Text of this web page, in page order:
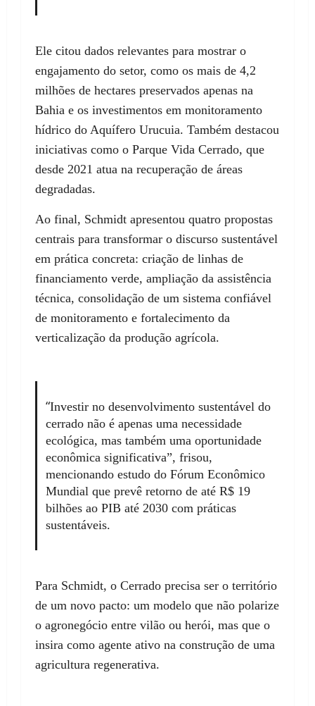
Ele citou dados relevantes para mostrar o
engajamento do setor, como os mais de 4,2
milhões de hectares preservados apenas na
Bahia e os investimentos em monitoramento
hídrico do Aquífero Urucuia. Também destacou
iniciativas como o Parque Vida Cerrado, que
desde 2021 atua na recuperação de áreas
degradadas.
Ao final, Schmidt apresentou quatro propostas
centrais para transformar o discurso sustentável
em prática concreta: criação de linhas de
financiamento verde, ampliação da assistência
técnica, consolidação de um sistema confiável
de monitoramento e fortalecimento da
verticalização da produção agrícola.
“Investir no desenvolvimento sustentável do
cerrado não é apenas uma necessidade
ecológica, mas também uma oportunidade
econômica significativa”, frisou,
mencionando estudo do Fórum Econômico
Mundial que prevê retorno de até R$ 19
bilhões ao PIB até 2030 com práticas
sustentáveis.
Para Schmidt, o Cerrado precisa ser o território
de um novo pacto: um modelo que não polarize
o agronegócio entre vilão ou herói, mas que o
insira como agente ativo na construção de uma
agricultura regenerativa.